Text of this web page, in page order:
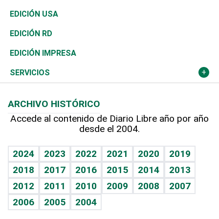
Reportajes
África
Ocenanía
Caribe
Resto del mundo
Vivienda
Telecom.
Global y variable
Economía personal
Buena Vida
Sociales
Novedades
Podcast Arte Libre
Hablando con el pediatra
Vida y familia
Eñe
Celebrando la vida
Sin complejos
Ciclismo
Tenis
Olimpismo
Más deportes
Línea de hit
TBT Deportivo
En Directo
El Espía
Noticiero Poteleche
Columnistas
Tecnología
Historia
Martes de tecnología
Cambio climático
Economía
Revista
Deportes
Opinión
Hecho en casa
Guía del dinero
EDICIÓN USA
EDICIÓN RD
EDICIÓN IMPRESA
SERVICIOS
Cumpleaños
Horóscopos
Crucigramas
ARCHIVO HISTÓRICO
Accede al contenido de Diario Libre año por año
desde el 2004.
2024 2023 2022 2021 2020
2019
2018
2017 2016 2015 2014
2013
2012
2011 2010 2009 2008
2007
2006
2005 2004